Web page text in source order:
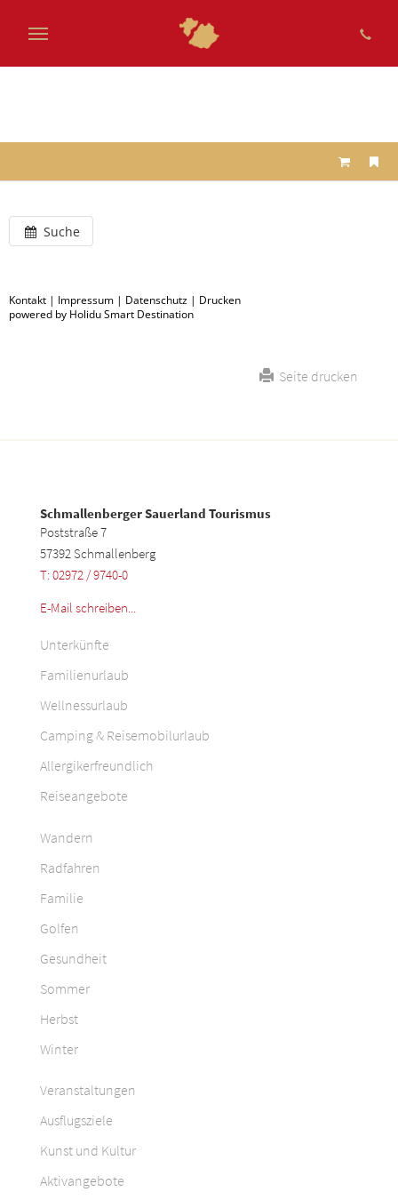
Hauptinhalt
Suche
Kontakt | Impressum | Datenschutz | Drucken
powered by Holidu Smart Destination
Seite drucken
Schmallenberger Sauerland Tourismus
Poststraße 7
57392 Schmallenberg
T: 02972 / 9740-0
E-Mail schreiben...
Unterkünfte
Familienurlaub
Wellnessurlaub
Camping & Reisemobilurlaub
Allergikerfreundlich
Reiseangebote
Wandern
Radfahren
Familie
Golfen
Gesundheit
Sommer
Herbst
Winter
Veranstaltungen
Ausflugsziele
Kunst und Kultur
Aktivangebote